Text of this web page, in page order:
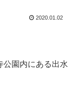
2020.01.02
公園内にある出水